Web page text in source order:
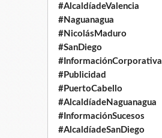
#AlcaldíadeValencia
#Naguanagua
#NicolásMaduro
#SanDiego
#InformaciónCorporativa
#Publicidad
#PuertoCabello
#AlcaldíadeNaguanagua
#InformaciónSucesos
#AlcaldíadeSanDiego